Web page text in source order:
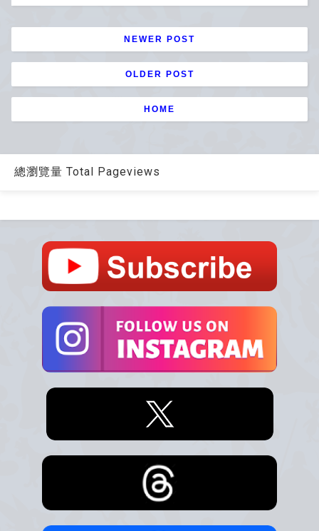
NEWER POST
OLDER POST
HOME
總瀏覽量 Total Pageviews